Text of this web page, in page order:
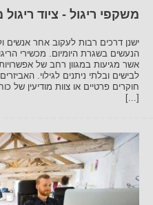
משקפי ריגול - ציוד ריגול
ישנן דרכים רבות לעקוב אחר אנשים
הנעשים בשגרת היומיום. מכשירי
אשר מגיעות במגוון רחב של
לבישים ובלתי ניתנים לגילוי.
חוקרים פרטיים או צוות מודיעין של
[...]